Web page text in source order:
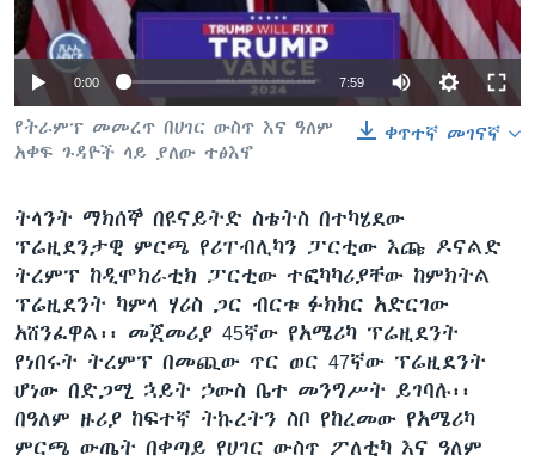
ቋንቋዎች
0:00 7:59
ቀጥተኛ መገናኛ
የትራምፕ መመረጥ በሀገር ውስጥ እና ዓለም
አቀፍ ጉዳዮች ላይ ያለው ተፅእኖ
ትላንት ማክሰኞ በዩናይትድ ስቴትስ በተካሄደው
ፕሬዚደንታዊ ምርጫ የሪፐብሊካን ፓርቲው እጩ ዶናልድ
ትረምፕ ከዲሞክራቲክ ፓርቲው ተፎካካሪያቸው ከምክትል
ፕሬዚደንት ካምላ ሃሪስ ጋር ብርቱ ፉክክር አድርገው
አሸንፈዋል፡፡ መጀመሪያ 45ኛው የአሜሪካ ፕሬዚደንት
የነበሩት ትረምፕ በመጪው ጥር ወር 47ኛው ፕሬዚደንት
ሆነው በድጋሚ ኋይት ኃውስ ቤተ መንግሥት ይገባሉ፡፡
በዓለም ዙሪያ ከፍተኛ ትኩረትን ስቦ የከረመው የአሜሪካ
ምርጫ ውጤት በቀጣይ የሀገር ውስጥ ፖለቲካ እና ዓለም